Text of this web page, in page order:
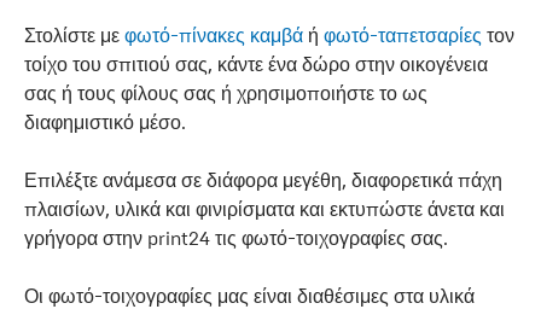
Στολίστε με φωτό-πίνακες καμβά ή φωτό-ταπετσαρίες τον
τοίχο του σπιτιού σας, κάντε ένα δώρο στην οικογένεια
σας ή τους φίλους σας ή χρησιμοποιήστε το ως
διαφημιστικό μέσο.
Επιλέξτε ανάμεσα σε διάφορα μεγέθη, διαφορετικά πάχη
πλαισίων, υλικά και φινιρίσματα και εκτυπώστε άνετα και
γρήγορα στην print24 τις φωτό-τοιχογραφίες σας.
Οι φωτό-τοιχογραφίες μας είναι διαθέσιμες στα υλικά